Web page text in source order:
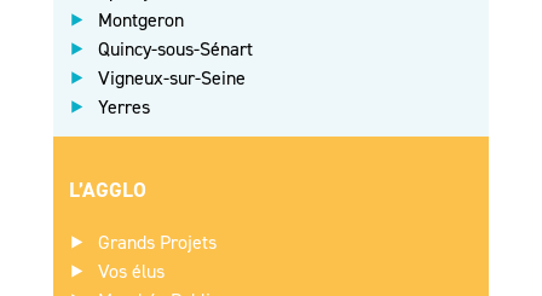
Montgeron
Quincy-sous-Sénart
Vigneux-sur-Seine
Yerres
L’AGGLO
Grands Projets
Vos élus